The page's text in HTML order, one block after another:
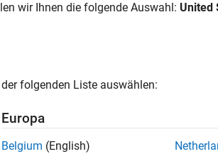
wir Ihnen die folgende Auswahl: United
folgenden Liste auswählen:
Europa
Belgium (English)